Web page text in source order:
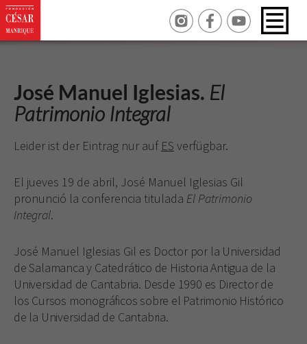
José Manuel Iglesias. El
Patrimonio Integral
Leider ist der Eintrag nur auf ES verfügbar.
El jueves 19 de abril, José Manuel Iglesias Gil
pronunció la conferencia titulada El Patrimonio
Integral.
José Manuel Iglesias Gil es Doctor por la Universidad
de Salamanca y Catedrático de Historia Antigua de la
Universidad de Cantabria. Desde 1990 es Director de
los Cursos monográficos sobre el Patrimonio Histórico
de la Universidad de Cantabria.